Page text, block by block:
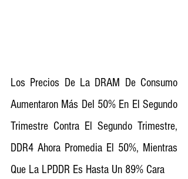
Los Precios De La DRAM De Consumo
Aumentaron Más Del 50% En El Segundo
Trimestre Contra El Segundo Trimestre,
DDR4 Ahora Promedia El 50%, Mientras
Que La LPDDR Es Hasta Un 89% Cara